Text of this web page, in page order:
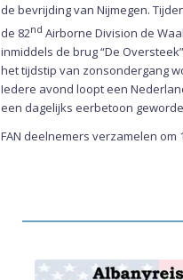
de bevrijding van Nijmegen.
de 82nd Airborne Division de
inmiddels de brug “De
het tijdstip van zonsondergang
Iedere avond loopt een
een dagelijks eerbetoon
FAN deelnemers verzamelen